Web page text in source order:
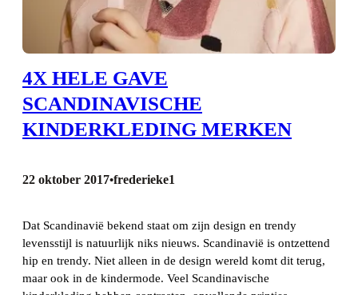
4X HELE GAVE
SCANDINAVISCHE
KINDERKLEDING MERKEN
22 oktober 2017•frederieke1
Dat Scandinavië bekend staat om zijn design en trendy
levensstijl is natuurlijk niks nieuws. Scandinavië is ontzettend
hip en trendy. Niet alleen in de design wereld komt dit terug,
maar ook in de kindermode. Veel Scandinavische